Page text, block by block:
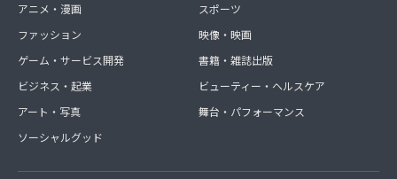
アニメ・漫画
ファッション
ゲーム・サービス開発
ビジネス・起業
アート・写真
ソーシャルグッド
スポーツ
映像・映画
書籍・雑誌出版
ビューティー・ヘルスケア
舞台・パフォーマンス